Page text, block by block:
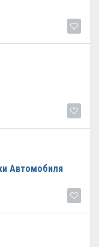
Автомобиля